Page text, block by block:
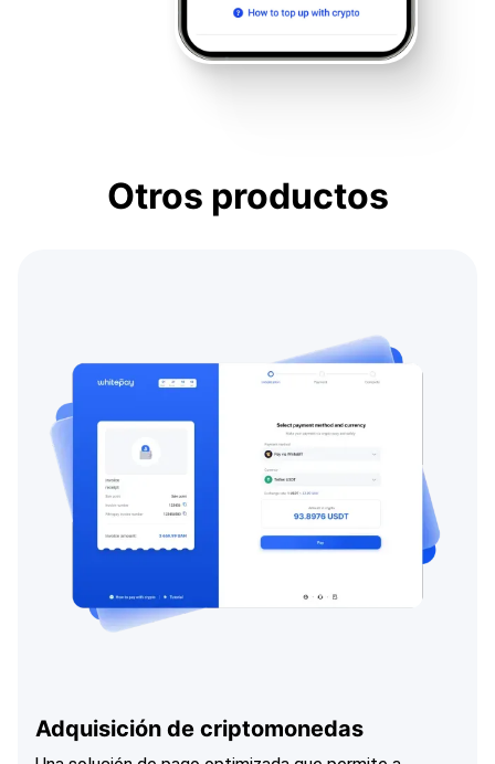
Otros productos
Adquisición de criptomonedas